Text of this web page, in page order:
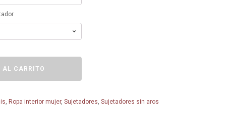
AL CARRITO
, Ropa interior mujer,Sujetadores,Sujetadores sin aros